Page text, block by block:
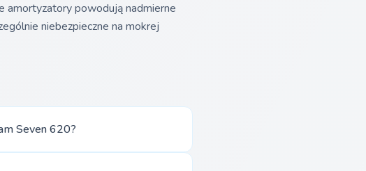
amortyzatory powodują nadmierne
niebezpieczne na mokrej
Seven 620?